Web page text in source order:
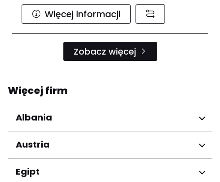
Więcej informacji
Zobacz więcej
Więcej firm
Albania
Regiony
Qarku i Tiranës
Austria
Regiony
Egipt